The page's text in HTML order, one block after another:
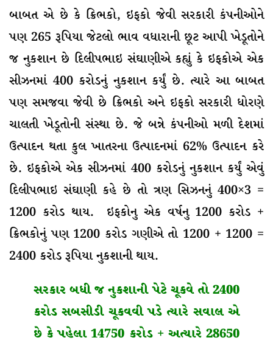
બાબત એ છે કે ક્રિભકો, ઇફકો જેવી સરકારી કંપનીઓને
પણ 265 રૂપિયા જેટલો ભાવ વધારાની છૂટ આપી ખેડૂતોને
જ નુકશાન છે દિલીપભાઇ સંઘાણીએ કહ્યું કે ઇફકોએ એક
સીઝનમાં 400 કરોડનું નુકશાન કર્યું છે. ત્યારે આ બાબત
પણ સમજવા જેવી છે ક્રિભકો અને ઇફકો સરકારી ધોરણે
ચાલતી ખેડૂતોની સંસ્થા છે. જે બન્ને કંપનીઓ મળી દેશમાં
ઉત્પાદન થતા કુલ ખાતરના ઉત્પાદનમાં 62% ઉત્પાદન કરે
છે. ઇફકોએ એક સીઝનમાં 400 કરોડનું નુકશાન કર્યું એવું
દિલીપભાઇ સંઘાણી કહે છે તો ત્રણ સિઝનનું 400×3 =
1200 કરોડ થાય. ઇફકોનુ એક વર્ષનુ 1200 કરોડ +
ક્રિભકોનું પણ 1200 કરોડ ગણીએ તો 1200 + 1200 =
2400 કરોડ રૂપિયા નુકશાની થાય.
સરકાર બધી જ નુકશાની પેટે ચૂકવે તો 2400
કરોડ સબસીડી ચૂકવવી પડે ત્યારે સવાલ એ
છે કે પહેલા 14750 કરોડ + અત્યારે 28650